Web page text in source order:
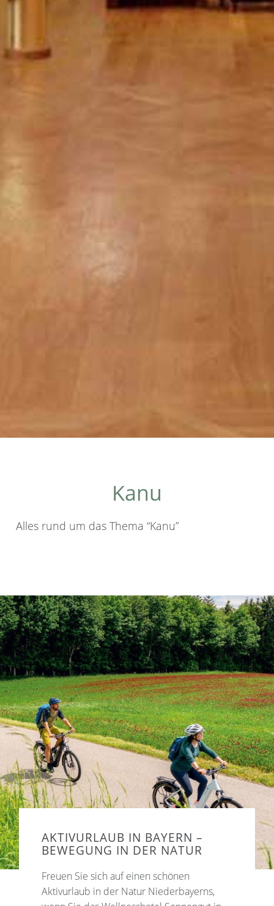
Kanu
Alles rund um das Thema “Kanu”
AKTIVURLAUB IN BAYERN –
BEWEGUNG IN DER NATUR
Freuen Sie sich auf einen schönen
Aktivurlaub in der Natur Niederbayerns,